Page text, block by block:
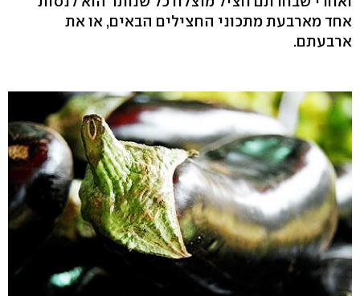
אחד מארבעת מתכוני החצילים הבאים, או את
ארבעתם.